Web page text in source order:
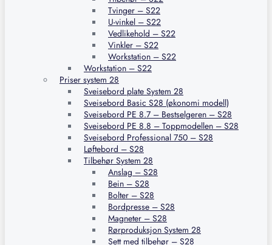
Tvinger – S22
U-vinkel – S22
Vedlikehold – S22
Vinkler – S22
Workstation – S22
Workstation – S22
Priser system 28
Sveisebord plate System 28
Sveisebord Basic S28 (økonomi modell)
Sveisebord PE 8.7 – Bestselgeren – S28
Sveisebord PE 8.8 – Toppmodellen – S28
Sveisebord Professional 750 – S28
Løftebord – S28
Tilbehør System 28
Anslag – S28
Bein – S28
Bolter – S28
Bordpresse – S28
Magneter – S28
Rørproduksjon System 28
Sett med tilbehør – S28